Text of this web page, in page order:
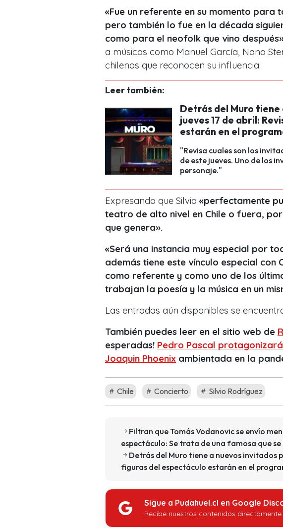
«Fue un referente en su momento para
pero también lo fue en la década
como para el neofolk que vino
a músicos como Manuel García, Nano
chilenos que reconocen su influencia.
Leer también:
Detrás del Muro
jueves 17 de abril:
estarán en el
"Revisa cuales son los
de este jueves. Uno de los
personaje."
Expresando que Silvio «perfectamente
teatro de alto nivel en Chile o fuera,
que genera».
«Será una instancia muy especial por
además tiene este vínculo especial con
como referente y como uno de los
trabajan la poesía y la música en un
Las entradas aún disponibles se
También puedes leer en el sitio web de
esperadas! Pedro Pascal
Joaquin Phoenix ambientada en la
Chile Concierto Silvio Rodríguez
Filtran que Tomás Vodanovic se envío
espectáculo: Se trata de una famosa que se
Detrás del Muro tiene a nuevos invitados
figuras del espectáculo estarán en el
Sigue a Pudahuel.cl en Google
Recibe nuestros contenidos directamente